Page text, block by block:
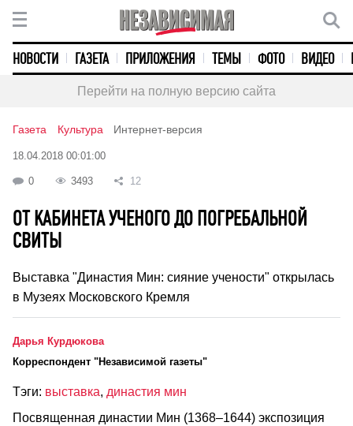
НОВОСТИ ГАЗЕТА ПРИЛОЖЕНИЯ ТЕМЫ ФОТО ВИДЕО
Перейти на полную версию сайта
Газета Культура Интернет-версия
18.04.2018 00:01:00
0 3493 12
ОТ КАБИНЕТА УЧЕНОГО ДО ПОГРЕБАЛЬНОЙ
СВИТЫ
Выставка "Династия Мин: сияние учености" открылась
в Музеях Московского Кремля
Дарья Курдюкова
Корреспондент "Независимой газеты"
Тэги: выставка, династия мин
Посвященная династии Мин (1368–1644) экспозиция